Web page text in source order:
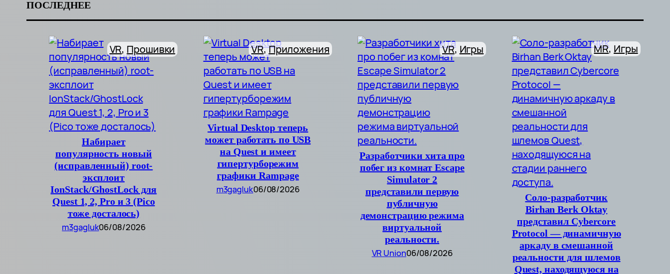
ПОСЛЕДНЕЕ
Набирает
популярность новый
(исправленный) root-
эксплоит
IonStack/GhostLock для
Quest 1, 2, Pro и 3 (Pico
тоже досталось)
VR, Прошивки
m3gagluk06/08/2026
Virtual Desktop теперь
может работать по USB
на Quest и имеет
гипертурборежим
графики Rampage
VR, Приложения
m3gagluk06/08/2026
Разработчики хита про
побег из комнат Escape
Simulator 2
представили первую
публичную
демонстрацию режима
виртуальной
реальности.
VR, Игры
VR Union06/08/2026
Соло-разработчик
Birhan Berk Oktay
представил Cybercore
Protocol — динамичную
аркаду в смешанной
реальности для шлемов
Quest, находящуюся на
MR, Игры